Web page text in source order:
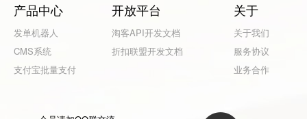
产品中心
发单机器人
CMS系统
支付宝批量支付
开放平台
淘客API开发文档
折扣联盟开发文档
关于
关于我们
服务协议
业务合作